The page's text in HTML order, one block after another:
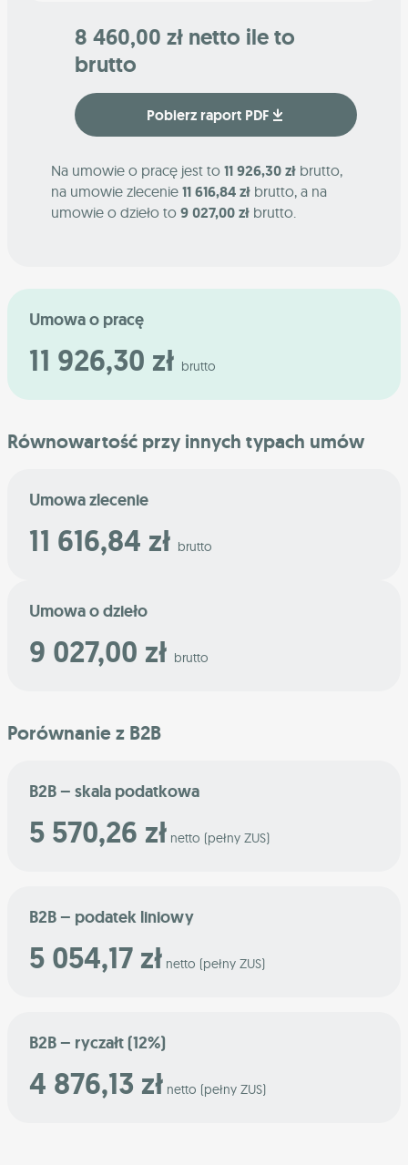
8 460,00 zł netto ile to
brutto
Pobierz raport PDF
Na umowie o pracę jest to 11 926,30 zł brutto,
na umowie zlecenie 11 616,84 zł brutto, a na
umowie o dzieło to 9 027,00 zł brutto.
Umowa o pracę
11 926,30 zł brutto
Równowartość przy innych typach umów
Umowa zlecenie
11 616,84 zł brutto
Umowa o dzieło
9 027,00 zł brutto
Porównanie z B2B
B2B – skala podatkowa
5 570,26 zł netto (pełny ZUS)
B2B – podatek liniowy
5 054,17 zł netto (pełny ZUS)
B2B – ryczałt (12%)
4 876,13 zł netto (pełny ZUS)